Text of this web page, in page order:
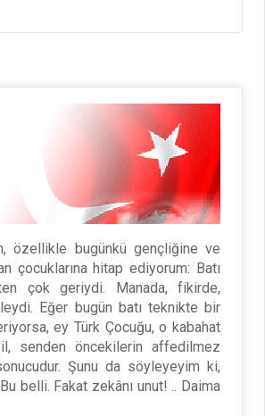
özellikle bugünkü gençliğine ve
çocuklarına hitap ediyorum: Batı
çok geriydi. Manada, fikirde,
Eğer bugün batı teknikte bir
ey Türk Çocuğu, o kabahat
senden öncekilerin affedilmez
Şunu da söyleyeyim ki,
belli. Fakat zekânı unut! .. Daima